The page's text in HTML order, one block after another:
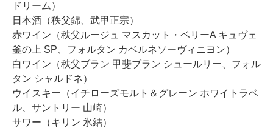
ドリーム）
日本酒（秩父錦、武甲正宗）
赤ワイン（秩父ルージュ マスカット・ベリーA キュヴェ
釜の上 SP、フォルタン カベルネソーヴィニヨン）
白ワイン（秩父ブラン 甲斐ブラン シュールリー、フォル
タン シャルドネ）
ウイスキー（イチローズモルト＆グレーン ホワイトラベ
ル、サントリー 山崎）
サワー（キリン 氷結）